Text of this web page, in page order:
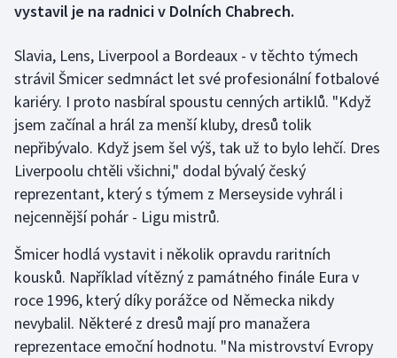
Florbal
Futsal
Golf
Gymnastika
Jezdectví
Judo
vystavil je na radnici v Dolních Chabrech.
Slavia, Lens, Liverpool a Bordeaux - v těchto týmech
strávil Šmicer sedmnáct let své profesionální fotbalové
kariéry. I proto nasbíral spoustu cenných artiklů. "Když
jsem začínal a hrál za menší kluby, dresů tolik
nepřibývalo. Když jsem šel výš, tak už to bylo lehčí. Dres
Liverpoolu chtěli všichni," dodal bývalý český
reprezentant, který s týmem z Merseyside vyhrál i
nejcennější pohár - Ligu mistrů.
Šmicer hodlá vystavit i několik opravdu raritních
kousků. Například vítězný z památného finále Eura v
roce 1996, který díky porážce od Německa nikdy
nevybalil. Některé z dresů mají pro manažera
reprezentace emoční hodnotu. "Na mistrovství Evropy